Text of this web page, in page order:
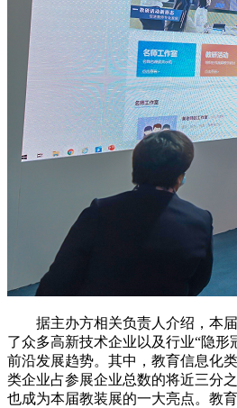
据主办方相关负责人介绍，本届
了众多高新技术企业以及行业“隐形
前沿发展趋势。其中，教育信息化
类企业占参展企业总数的将近三分
也成为本届教装展的一大亮点。教